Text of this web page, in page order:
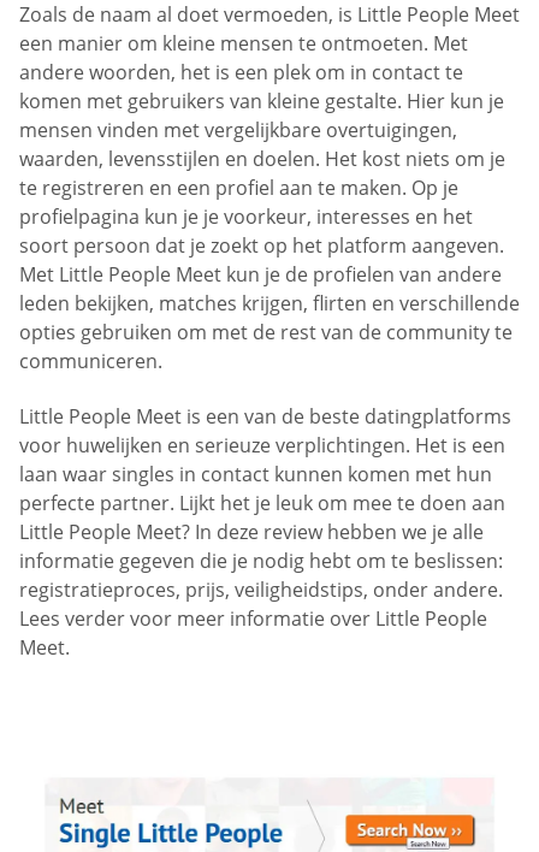
Zoals de naam al doet vermoeden, is Little People Meet
een manier om kleine mensen te ontmoeten. Met
andere woorden, het is een plek om in contact te
komen met gebruikers van kleine gestalte. Hier kun je
mensen vinden met vergelijkbare overtuigingen,
waarden, levensstijlen en doelen. Het kost niets om je
te registreren en een profiel aan te maken. Op je
profielpagina kun je je voorkeur, interesses en het
soort persoon dat je zoekt op het platform aangeven.
Met Little People Meet kun je de profielen van andere
leden bekijken, matches krijgen, flirten en verschillende
opties gebruiken om met de rest van de community te
communiceren.
Little People Meet is een van de beste datingplatforms
voor huwelijken en serieuze verplichtingen. Het is een
laan waar singles in contact kunnen komen met hun
perfecte partner. Lijkt het je leuk om mee te doen aan
Little People Meet? In deze review hebben we je alle
informatie gegeven die je nodig hebt om te beslissen:
registratieproces, prijs, veiligheidstips, onder andere.
Lees verder voor meer informatie over Little People
Meet.